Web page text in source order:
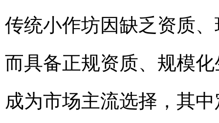
传统小作坊因缺乏资质
而具备正规资质、规模
成为市场主流选择，其